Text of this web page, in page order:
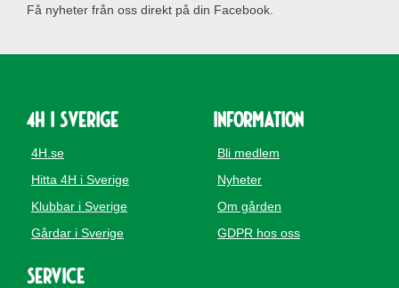
Få nyheter från oss direkt på din Facebook.
4H i Sverige
4H.se
Hitta 4H i Sverige
Klubbar i Sverige
Gårdar i Sverige
Information
Bli medlem
Nyheter
Om gården
GDPR hos oss
Service